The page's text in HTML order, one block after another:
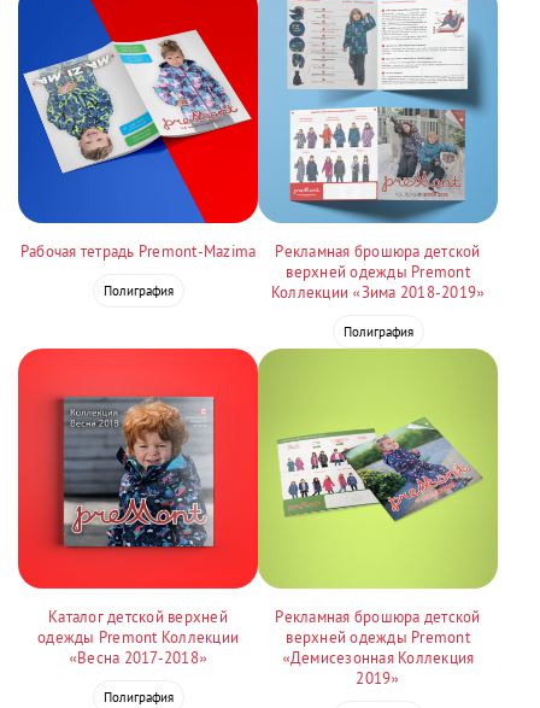
Рабочая тетрадь Premont-Mazima
Полиграфия
Рекламная брошюра детской
верхней одежды Premont
Коллекции «Зима 2018-2019»
Полиграфия
Каталог детской верхней
одежды Premont Коллекции
«Весна 2017-2018»
Полиграфия
Рекламная брошюра детской
верхней одежды Premont
«Демисезонная Коллекция
2019»